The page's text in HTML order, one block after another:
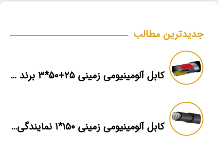
جدیدترین مطالب
کابل آلومینیومی زمینی ۲۵+۵۰*۳ برند ماهان
کابل آلومینیومی زمینی ۱۵۰*۱ نمایندگی فروش